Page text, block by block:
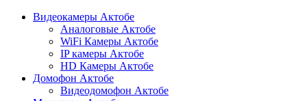
Видеокамеры Актобе
Аналоговые Актобе
WiFi Камеры Актобе
IP камеры Актобе
HD Камеры Актобе
Домофон Актобе
Видеодомофон Актобе